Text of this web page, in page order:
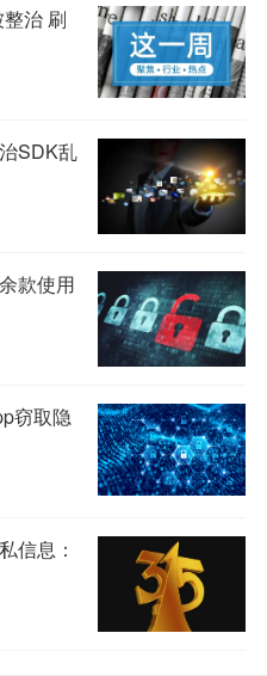
治 刷
SDK乱
款使用
窃取隐
信息：